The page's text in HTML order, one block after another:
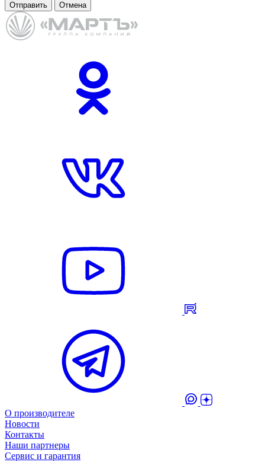
Отправить Отмена
О производителе
Новости
Контакты
Наши партнеры
Сервис и гарантия